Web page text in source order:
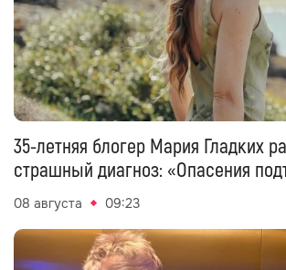
35-летняя блогер Мария Гладких
страшный диагноз: «Опасения
08 августа 09:23